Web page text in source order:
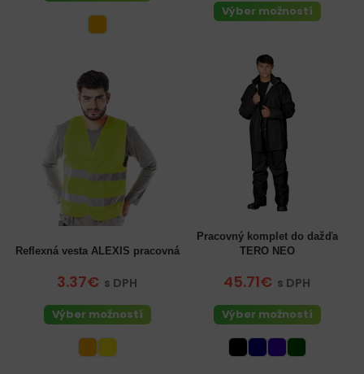
Výber možností
Reflexná vesta ALEXIS pracovná
3.37€ s DPH
Výber možností
Pracovný komplet do dažďa
TERO NEO
45.71€ s DPH
Výber možností